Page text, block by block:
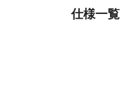
仕様一覧